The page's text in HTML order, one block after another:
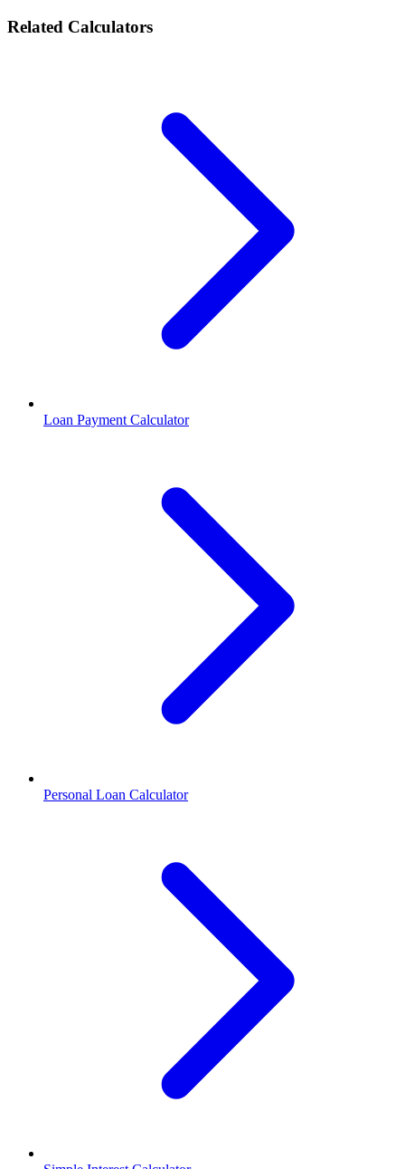
Related Calculators
Loan Payment Calculator
Personal Loan Calculator